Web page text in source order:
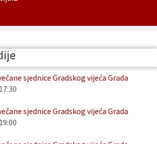
sjednice Gradskog vijeća Grada
sjednice Gradskog vijeća Grada